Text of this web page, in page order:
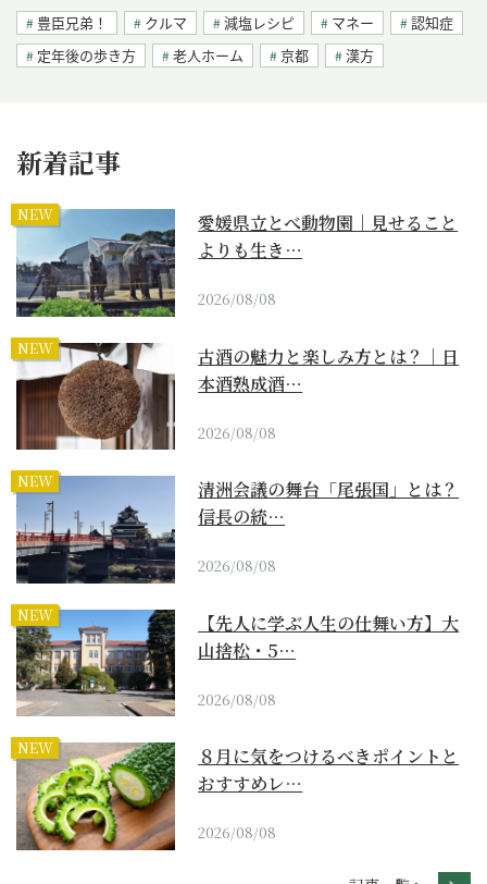
豊臣兄弟！ クルマ 減塩レシピ マネー
認知症
定年後の歩き方
老人ホーム 京都 漢方
新着記事
NEW
愛媛県立とべ動物園｜見せること
よりも生き…
2026/08/08
NEW
古酒の魅力と楽しみ方とは？｜日
本酒熟成酒…
2026/08/08
NEW
清洲会議の舞台「尾張国」とは？
信長の統…
2026/08/08
NEW
【先人に学ぶ人生の仕舞い方】大
山捨松・5…
2026/08/08
NEW
８月に気をつけるべきポイントと
おすすめレ…
2026/08/08